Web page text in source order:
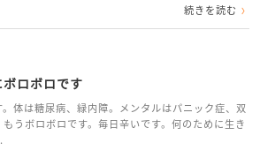
続きを読む
ロボロです
。体は糖尿病、緑内障。メンタルはパニック症、双
うボロボロです。毎日辛いです。何のために生き